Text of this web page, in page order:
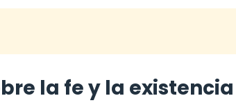
la fe y la existencia